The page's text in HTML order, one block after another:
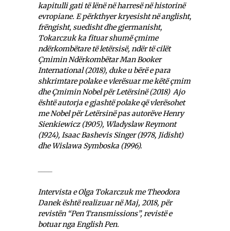
kapitulli gati të lënë në harresë në historinë
evropiane. E përkthyer kryesisht në anglisht,
frëngisht, suedisht dhe gjermanisht,
Tokarczuk ka fituar shumë çmime
ndërkombëtare të letërsisë, ndër të cilët
Çmimin Ndërkombëtar Man Booker
International (2018), duke u bërë e para
shkrimtare polake e vlerësuar me këtë çmim
dhe Çmimin Nobel për Letërsinë (2018) Ajo
është autorja e gjashtë polake që vlerësohet
me Nobel për Letërsinë pas autorëve Henry
Sienkiewicz (1905), Wladyslaw Reymont
(1924), Isaac Bashevis Singer (1978, Jidisht)
dhe Wislawa Symboska (1996).
Intervista e Olga Tokarczuk me Theodora
Danek është realizuar në Maj, 2018, për
revistën “Pen Transmissions”, revistë e
botuar nga English Pen.